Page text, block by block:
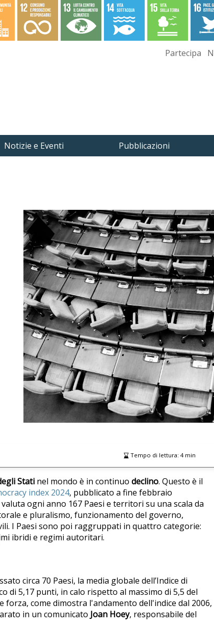
Partecipa
Notizie e Eventi Pubblicazioni
Tempo di lettura: 4min
Stati nel mondo è in continuo declino. Questo è il
index 2024, pubblicato a fine febbraio
ogni anno 167 Paesi e territori su una scala da
e pluralismo, funzionamento del governo,
I Paesi sono poi raggruppati in quattro categorie:
ibridi e regimi autoritari.
circa 70 Paesi, la media globale dell’Indice di
di 5,17 punti, in calo rispetto al massimo di 5,5 del
come dimostra l'andamento dell'indice dal 2006,
in un comunicato Joan Hoey, responsabile del